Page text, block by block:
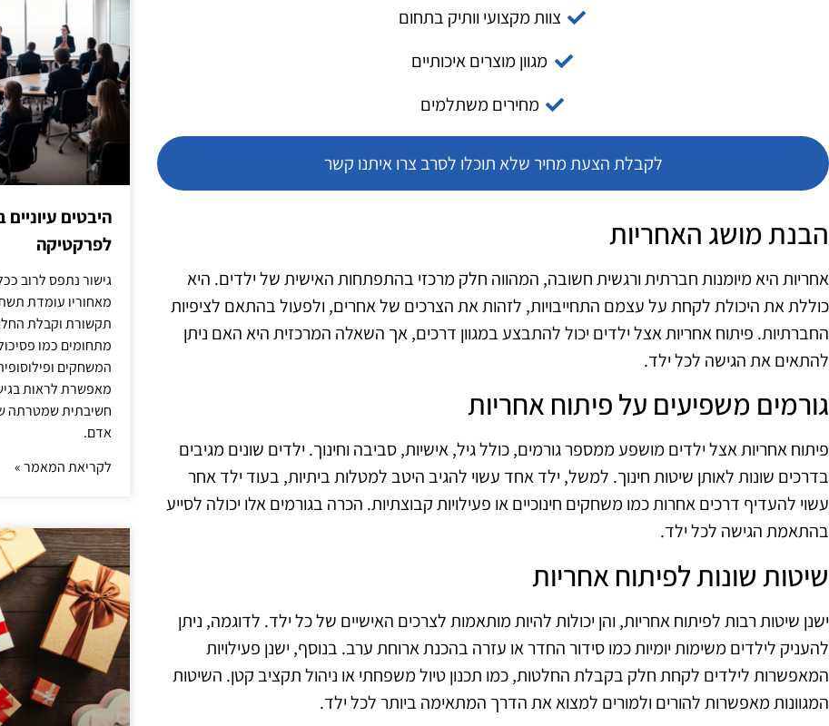
צוות מקצועי וותיק בתחום
מגוון מוצרים איכותיים
מחירים משתלמים
לקבלת הצעת מחיר שלא תוכלו לסרב צרו איתנו קשר
הבנת מושג האחריות
אחריות היא מיומנות חברתית ורגשית חשובה, המהווה חלק מרכזי בהתפתחות האישית של ילדים. היא
כוללת את היכולת לקחת על עצמם התחייבויות, לזהות את הצרכים של אחרים, ולפעול בהתאם לציפיות
החברתיות. פיתוח אחריות אצל ילדים יכול להתבצע במגוון דרכים, אך השאלה המרכזית היא האם ניתן
להתאים את הגישה לכל ילד.
גורמים משפיעים על פיתוח אחריות
פיתוח אחריות אצל ילדים מושפע ממספר גורמים, כולל גיל, אישיות, סביבה וחינוך. ילדים שונים מגיבים
בדרכים שונות לאותן שיטות חינוך. למשל, ילד אחד עשוי להגיב היטב למטלות ביתיות, בעוד ילד אחר
עשוי להעדיף דרכים אחרות כמו משחקים חינוכיים או פעילויות קבוצתיות. הכרה בגורמים אלו יכולה לסייע
בהתאמת הגישה לכל ילד.
שיטות שונות לפיתוח אחריות
ישנן שיטות רבות לפיתוח אחריות, והן יכולות להיות מותאמות לצרכים האישיים של כל ילד. לדוגמה, ניתן
להעניק לילדים משימות יומיות כמו סידור החדר או עזרה בהכנת ארוחת ערב. בנוסף, ישנן פעילויות
המאפשרות לילדים לקחת חלק בקבלת החלטות, כמו תכנון טיול משפחתי או ניהול תקציב קטן. השיטות
המגוונות מאפשרות להורים ולמורים למצוא את הדרך המתאימה ביותר לכל ילד.
היבטים
לפרקטיקה
גישור נתפס לרוב
מאחוריו עומדת
תקשורת וקבלת
מתחומים כמו
המשחקים
מאפשרת לראות
חשיבתית שמטרתה
אדם.
לקריאת המאמר »